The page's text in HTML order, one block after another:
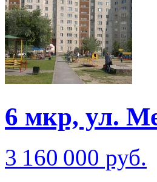
6 мкр, ул.
3 160 000 руб.